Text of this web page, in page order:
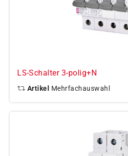
LS-Schalter 3-polig+N
Artikel Mehrfachauswahl